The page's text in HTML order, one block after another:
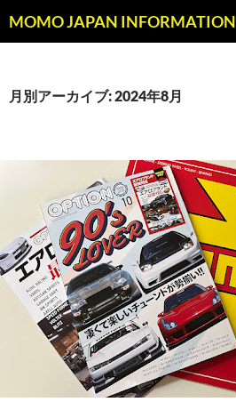
ン
ツ
MOMO JAPAN INFORMATION
索
月別アーカイブ: 2024年8月